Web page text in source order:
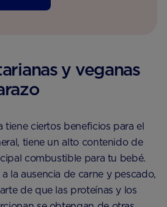
y veganas
tiene ciertos beneficios para el
tiene un alto contenido de
combustible para tu bebé.
la ausencia de carne y pescado,
de que las proteínas y los